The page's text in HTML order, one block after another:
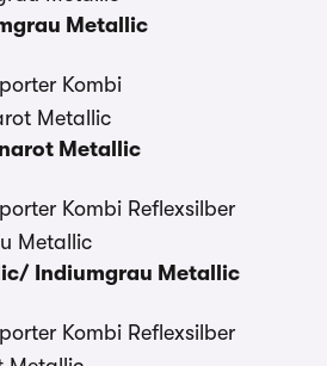
Metallic
Metallic
Indiumgrau Metallic